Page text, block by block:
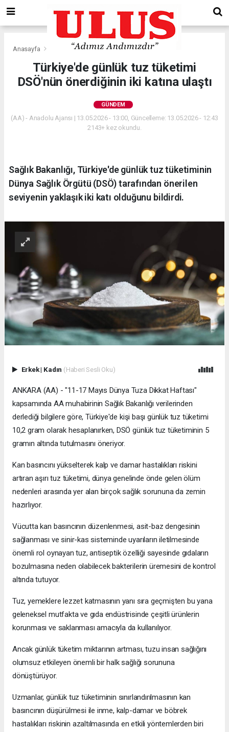
Anasayfa Gündem
Türkiye'de günlük tuz tüketimi
DSÖ'nün önerdiğinin iki katına ulaştı
GÜNDEM
(AA) - Anadolu Ajansı | 13.05.2026 - 13:00, Güncelleme: 13.05.2026 - 12:43
2143+ kez okundu.
Sağlık Bakanlığı, Türkiye'de günlük tuz tüketiminin
Dünya Sağlık Örgütü (DSÖ) tarafından önerilen
seviyenin yaklaşık iki katı olduğunu bildirdi.
Erkek| Kadın (Haberi Sesli Oku)
ANKARA (AA) - "11-17 Mayıs Dünya Tuza Dikkat Haftası"
kapsamında AA muhabirinin Sağlık Bakanlığı verilerinden
derlediği bilgilere göre, Türkiye'de kişi başı günlük tuz tüketimi
10,2 gram olarak hesaplanırken, DSÖ günlük tuz tüketiminin 5
gramın altında tutulmasını öneriyor.
Kan basıncını yükselterek kalp ve damar hastalıkları riskini
artıran aşırı tuz tüketimi, dünya genelinde önde gelen ölüm
nedenleri arasında yer alan birçok sağlık sorununa da zemin
hazırlıyor.
Vücutta kan basıncının düzenlenmesi, asit-baz dengesinin
sağlanması ve sinir-kas sisteminde uyarıların iletilmesinde
önemli rol oynayan tuz, antiseptik özelliği sayesinde gıdaların
bozulmasına neden olabilecek bakterilerin üremesini de kontrol
altında tutuyor.
Tuz, yemeklere lezzet katmasının yanı sıra geçmişten bu yana
geleneksel mutfakta ve gıda endüstrisinde çeşitli ürünlerin
korunması ve saklanması amacıyla da kullanılıyor.
Ancak günlük tüketim miktarının artması, tuzu insan sağlığını
olumsuz etkileyen önemli bir halk sağlığı sorununa
dönüştürüyor.
Uzmanlar, günlük tuz tüketiminin sınırlandırılmasının kan
basıncının düşürülmesi ile inme, kalp-damar ve böbrek
hastalıkları riskinin azaltılmasında en etkili yöntemlerden biri